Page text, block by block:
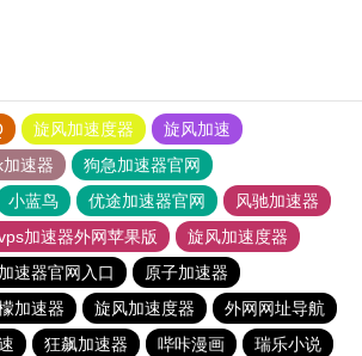
旋风加速度器
旋风加速
速器
狗急加速器官网
小蓝鸟 优途加速器官网
风驰加速器
加速器外网苹果版
旋风加速度器
速器官网入口
原子加速器
加速器 旋风加速度器
外网网址导航
狂飙加速器 哔咔漫画 瑞乐小说